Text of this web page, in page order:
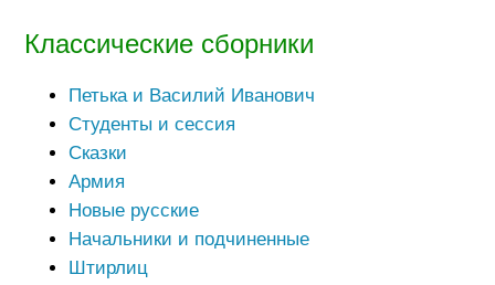
Классические сборники
Петька и Василий Иванович
Студенты и сессия
Сказки
Армия
Новые русские
Начальники и подчиненные
Штирлиц